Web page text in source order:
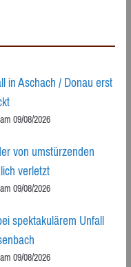
in Aschach / Donau erst
09/08/2026
von umstürzenden
verletzt
09/08/2026
spektakulärem Unfall
09/08/2026